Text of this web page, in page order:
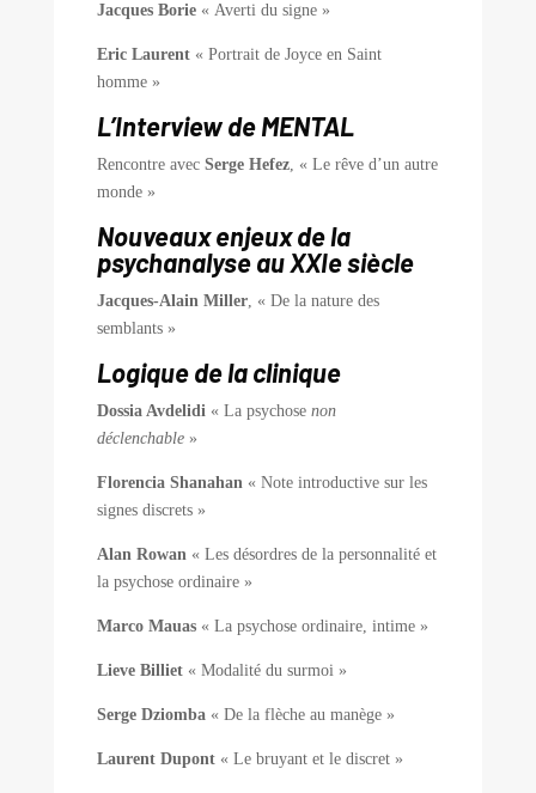
Jacques Borie« Averti du signe »
Eric Laurent« Portrait de Joyce en Saint
homme »
L’Interview de MENTAL
Rencontre avec Serge Hefez, « Le rêve d’un autre
monde »
Nouveaux enjeux de la
psychanalyse au XXIe siècle
Jacques-Alain Miller, « De la nature des
semblants »
Logique de la clinique
Dossia Avdelidi« La psychose non
déclenchable »
Florencia Shanahan« Note introductive sur les
signes discrets »
Alan Rowan« Les désordres de la personnalité et
la psychose ordinaire »
Marco Mauas« La psychose ordinaire, intime »
Lieve Billiet« Modalité du surmoi »
Serge Dziomba« De la flèche au manège »
Laurent Dupont« Le bruyant et le discret »